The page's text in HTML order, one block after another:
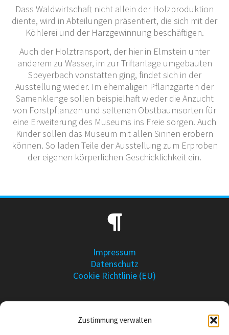
Zustimmung verwalten
Dass Waldwirtschaft nicht allein der Holzproduktion
diente, wird in Abteilungen präsentiert, die sich mit der
Köhlerei und der Harzgewinnung beschäftigen.
Auch der Holztransport, der hier in Elmstein unter
anderem zu Wasser, im zur Triftanlage umgebauten
Speyerbach vonstatten ging, findet sich in der
Ausstellung wieder. Im ehemaligen Pflanzgarten der
Samenklenge sollen beispielhaft wieder die Anzucht
von Forstpflanzen und seltenen Obstbaumsorten für
eine Erweiterung des Museums ins Freie sorgen. Auch
Kinder sollen das Museum mit allen Sinnen erobern
können. So laden Teile der Ausstellung zum Erproben
der eigenen körperlichen Geschicklichkeit ein.
Impressum
Datenschutz
Cookie Richtlinie (EU)